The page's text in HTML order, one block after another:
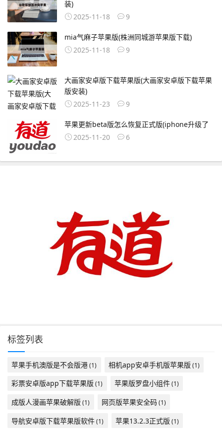
装)
2025-11-18
9
mia气麻子苹果版(株洲同城游苹果版下载)
2025-11-18
9
大画家安卓版下载苹果版(大画家安卓版下载苹果
版安装)
2025-11-23
9
苹果更新beta版怎么恢复正式版(iphone升级了
2025-11-20
6
标签列表
苹果手机澳版是不会版港(1) 相机app安卓手机版苹果版 (1)
彩票安卓版app下载苹果版 (1) 苹果版罗盘小组件(1)
成版人漫画苹果破解版 (1) 网页版苹果安全码(1)
导航安卓版下载苹果版软件(1) 苹果13.2.3正式版 (1)